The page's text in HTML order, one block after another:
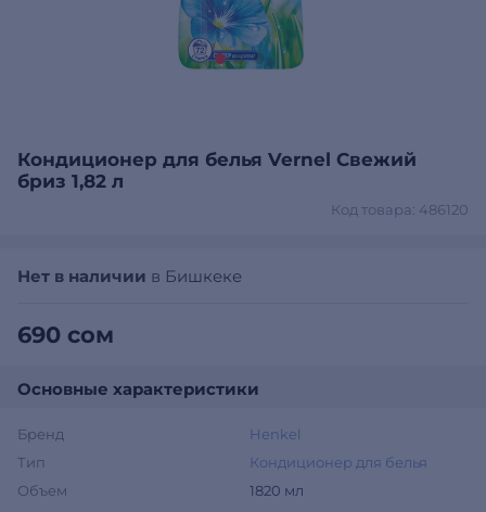
Кондиционер для белья Vernel Свежий
бриз 1,82 л
Код товара: 486120
Нет в наличии в Бишкеке
690 сом
Основные характеристики
Бренд
Henkel
Тип
Кондиционер для белья
Объем
1820 мл